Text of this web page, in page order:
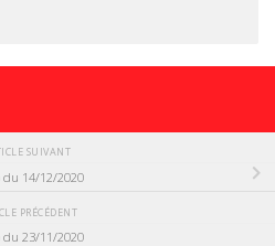
SUIVANT
du 14/12/2020
PRÉCÉDENT
du 23/11/2020